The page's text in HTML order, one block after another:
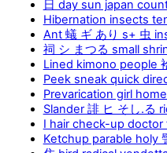
日 day sun japan
Hibernation insects
Ant 蟻 ギ あり s+ 虫
祠 シ まつる small
Lined kimono people
Peek sneak quick
Prevarication girl
Slander 誹 ヒ そし.る
I hair check-up doctor
Ketchup parable holy